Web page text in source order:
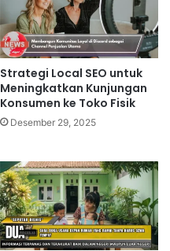
Strategi Local SEO untuk
Meningkatkan Kunjungan
Konsumen ke Toko Fisik
Desember 29, 2025